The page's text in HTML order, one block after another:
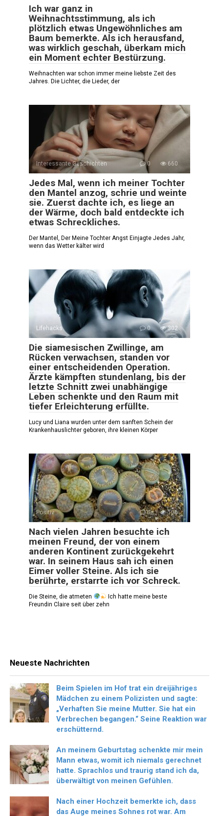
Ich war ganz in
Weihnachtsstimmung, als ich
plötzlich etwas Ungewöhnliches am
Baum bemerkte. Als ich herausfand,
was wirklich geschah, überkam mich
ein Moment echter Bestürzung.
Weihnachten war schon immer meine liebste Zeit des
Jahres. Die Lichter, die Lieder, der
Interessante Geschichten 0 660
Jedes Mal, wenn ich meiner Tochter
den Mantel anzog, schrie und weinte
sie. Zuerst dachte ich, es liege an
der Wärme, doch bald entdeckte ich
etwas Schreckliches.
Der Mantel, Der Meine Tochter Angst Einjagte Jedes Jahr,
wenn das Wetter kälter wird
Lifehacks 0 302
Die siamesischen Zwillinge, am
Rücken verwachsen, standen vor
einer entscheidenden Operation.
Ärzte kämpften stundenlang, bis der
letzte Schnitt zwei unabhängige
Leben schenkte und den Raum mit
tiefer Erleichterung erfüllte.
Lucy und Liana wurden unter dem sanften Schein der
Krankenhauslichter geboren, ihre kleinen Körper
Positiv 0 106
Nach vielen Jahren besuchte ich
meinen Freund, der von einem
anderen Kontinent zurückgekehrt
war. In seinem Haus sah ich einen
Eimer voller Steine. Als ich sie
berührte, erstarrte ich vor Schreck.
Die Steine, die atmeten
Ich hatte meine beste
Freundin Claire seit über zehn
Neueste Nachrichten
Beim Spielen im Hof trat ein dreijähriges
Mädchen zu einem Polizisten und sagte:
„Verhaften Sie meine Mutter. Sie hat ein
Verbrechen begangen.“ Seine Reaktion war
erschütternd.
An meinem Geburtstag schenkte mir mein
Mann etwas, womit ich niemals gerechnet
hatte. Sprachlos und traurig stand ich da,
überwältigt von meinen Gefühlen.
Nach einer Hochzeit bemerkte ich, dass
das Auge meines Sohnes rot war. Am